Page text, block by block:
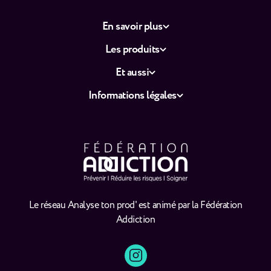
Le réseau Analyse ton prod' est animé par la Fédération
Addiction
En savoir plus
Les produits
Et aussi
Informations légales